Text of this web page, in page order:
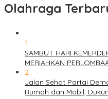
Olahraga
1
SAMBUT HARI
MERIAHKAN
2
Jalan Sehat Partai
Rumah dan Mobil,